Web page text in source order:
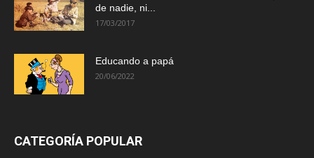
de nadie, ni...
17/03/2017
Educando a papá
20/06/2022
CATEGORÍA POPULAR